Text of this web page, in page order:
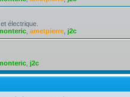
électrique.
ametpierre j2c
j2c